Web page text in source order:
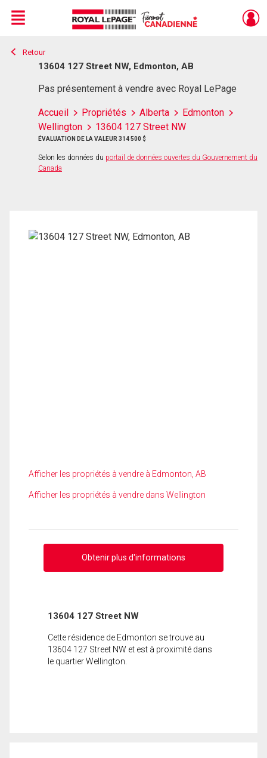
Live
En Direct
Menu
Retour
13604 127 Street NW, Edmonton, AB
Pas présentement à vendre avec Royal LePage
Accueil Propriétés Alberta
Edmonton
Wellington
13604 127 Street NW
ÉVALUATION DE LA VALEUR 314 500 $
Selon les données du portail de données ouvertes du Gouvernement du
Canada
Afficher les propriétés à vendre à Edmonton, AB
Afficher les propriétés à vendre dans Wellington
Obtenir plus d'informations
13604 127 Street NW
Cette résidence de Edmonton se trouve au
13604 127 Street NW et est à proximité dans
le quartier Wellington.